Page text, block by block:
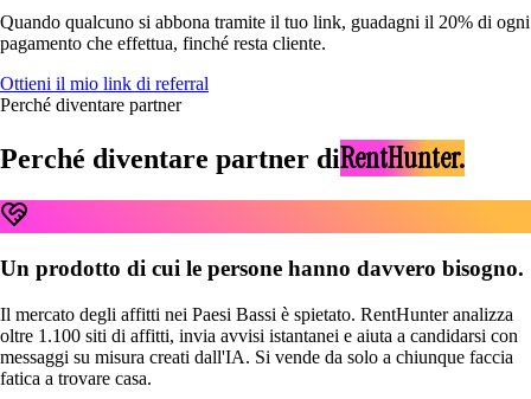
Quando qualcuno si abbona tramite il tuo link, guadagni il 20% di ogni
pagamento che effettua, finché resta cliente.
Ottieni il mio link di referral
Perché diventare partner
Perché diventare partner diRentHunter.
Un prodotto di cui le persone hanno davvero bisogno.
Il mercato degli affitti nei Paesi Bassi è spietato. RentHunter analizza
oltre 1.100 siti di affitti, invia avvisi istantanei e aiuta a candidarsi con
messaggi su misura creati dall'IA. Si vende da solo a chiunque faccia
fatica a trovare casa.